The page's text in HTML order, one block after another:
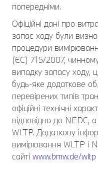
попередніми.
Офіційні дані про
запас ходу були
процедури
(ЄС) 715/2007,
випадку запасу ходу,
будь-яке додаткове
перевірених типів
офіційні технічні
відповідно до NEDC, а
WLTP. Додаткову
вимірювання WLTP і
сайті www.bmw.de/wltp